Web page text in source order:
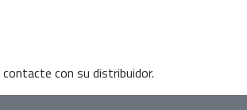
con su distribuidor.